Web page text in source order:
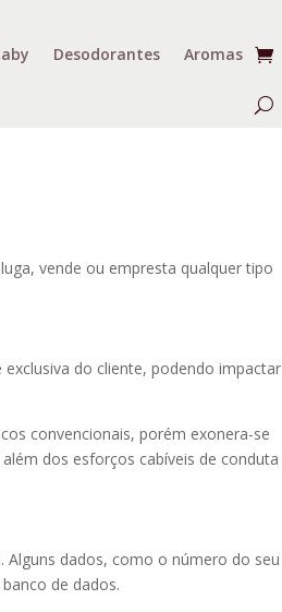
Desodorantes Aromas
vende ou empresta qualquer tipo
do cliente, podendo impactar
convencionais, porém exonera-se
dos esforços cabíveis de conduta
Alguns dados, como o número do seu
de dados.